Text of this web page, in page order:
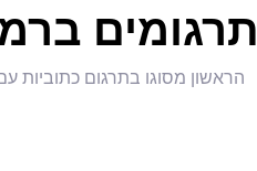
תרגומים
הראשון מסוגו בתרגום כתוביות